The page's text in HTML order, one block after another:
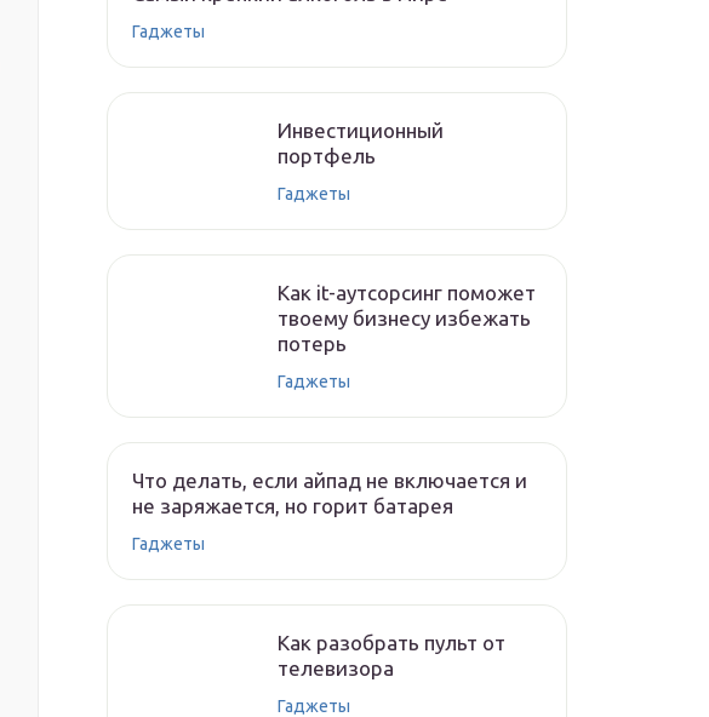
Гаджеты
Инвестиционный
портфель
Гаджеты
Как it-аутсорсинг поможет
твоему бизнесу избежать
потерь
Гаджеты
Что делать, если айпад не включается и
не заряжается, но горит батарея
Гаджеты
Как разобрать пульт от
телевизора
Гаджеты